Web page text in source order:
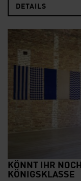
DETAILS
KÖNNT IHR
KÖNIGSKLASSE